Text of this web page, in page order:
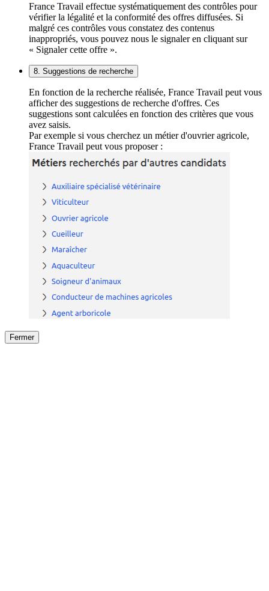
France Travail effectue systématiquement des contrôles pour
vérifier la légalité et la conformité des offres diffusées. Si
malgré ces contrôles vous constatez des contenus
inappropriés, vous pouvez nous le signaler en cliquant sur
« Signaler cette offre ».
8. Suggestions de recherche
En fonction de la recherche réalisée, France Travail peut vous
afficher des suggestions de recherche d'offres. Ces
suggestions sont calculées en fonction des critères que vous
avez saisis.
Par exemple si vous cherchez un métier d'ouvrier agricole,
France Travail peut vous proposer :
Fermer